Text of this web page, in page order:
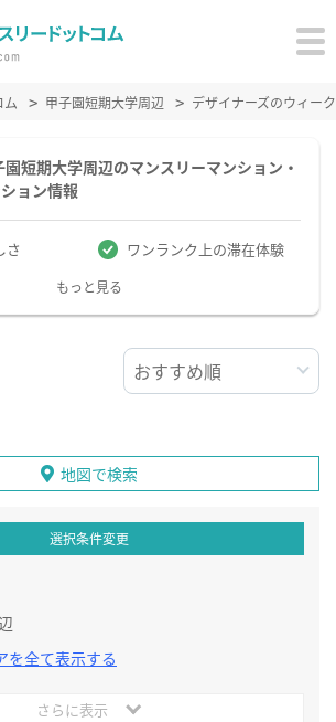
ム 甲子園短期大学周辺 デザイナーズのウィー
短期大学周辺のマンスリーマンション・
ョン情報
さ ワンランク上の滞在体験
もっと見る
地図で検索
選択条件変更
を全て表示する
さらに表示